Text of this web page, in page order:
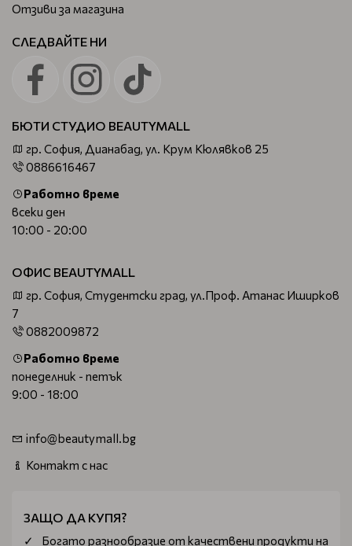
Отзиви за магазина
СЛЕДВАЙТЕ НИ
БЮТИ СТУДИО BEAUTYMALL
гр. София, Дианабад, ул. Крум Кюлявков 25
0886616467
Работно време
всеки ден
10:00 - 20:00
ОФИС BEAUTYMALL
гр. София, Студентски град, ул.Проф. Атанас Иширков
7
0882009872
Работно време
понеделник - петък
9:00 - 18:00
info@beautymall.bg
Контакт с нас
ЗАЩО ДА КУПЯ?
Богатo разнообразие от качествени продукти на